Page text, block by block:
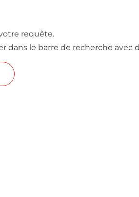
requête.
dans le barre de recherche avec